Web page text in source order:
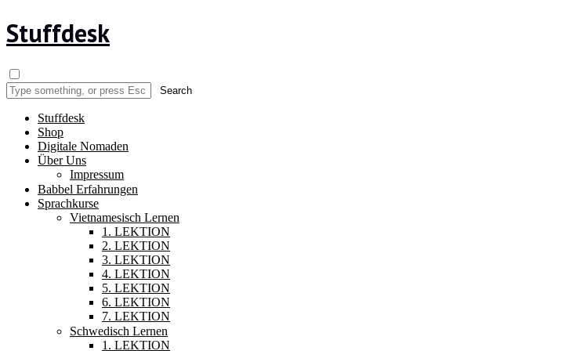
Stuffdesk
Stuffdesk
Shop
Digitale Nomaden
Über Uns
Impressum
Babbel Erfahrungen
Sprachkurse
Vietnamesisch Lernen
1. LEKTION
2. LEKTION
3. LEKTION
4. LEKTION
5. LEKTION
6. LEKTION
7. LEKTION
Schwedisch Lernen
1. LEKTION